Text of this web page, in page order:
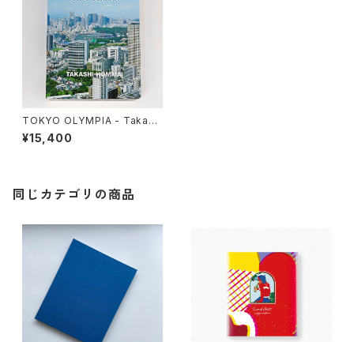
TOKYO OLYMPIA - Takash
i Homma
¥15,400
同じカテゴリの商品